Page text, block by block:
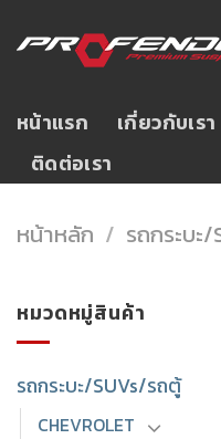
to
หน้าแรก เกี่ยวกับเรา
ติดต่อเรา
หน้าหลัก / รถกระบะ
หมวดหมู่สินค้า
รถกระบะ/SUVs/รถตู้
CHEVROLET